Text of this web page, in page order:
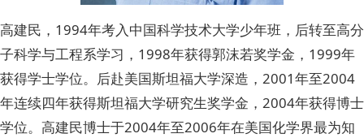
高建民，1994年考入中国科学技术大学少年班，后转至高分
子科学与工程系学习，1998年获得郭沫若奖学金，1999年
获得学士学位。后赴美国斯坦福大学深造，2001年至2004
年连续四年获得斯坦福大学研究生奖学金，2004年获得博士
学位。高建民博士于2004年至2006年在美国化学界最为知